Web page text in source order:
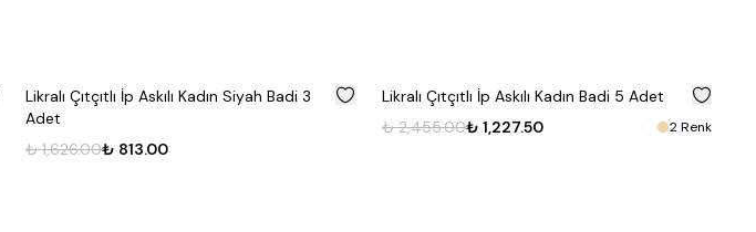
%50
Likralı Çıtçıtlı İp Askılı Kadın Badi 5 Adet
₺ 2,455.00
Renk
%50
Kadın Likralı Yuvarlak Yaka Kolsuz Badi 5
Adet Siyah